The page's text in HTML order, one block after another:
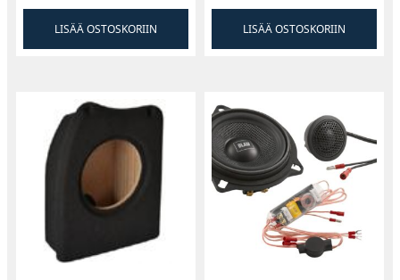
LISÄÄ OSTOSKORIIN LISÄÄ OSTOSKORIIN